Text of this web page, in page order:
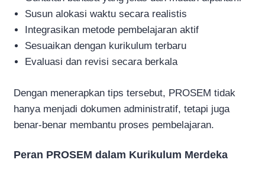
Susun alokasi waktu secara realistis
Integrasikan metode pembelajaran aktif
Sesuaikan dengan kurikulum terbaru
Evaluasi dan revisi secara berkala
Dengan menerapkan tips tersebut, PROSEM tidak
hanya menjadi dokumen administratif, tetapi juga
benar-benar membantu proses pembelajaran.
Peran PROSEM dalam Kurikulum Merdeka